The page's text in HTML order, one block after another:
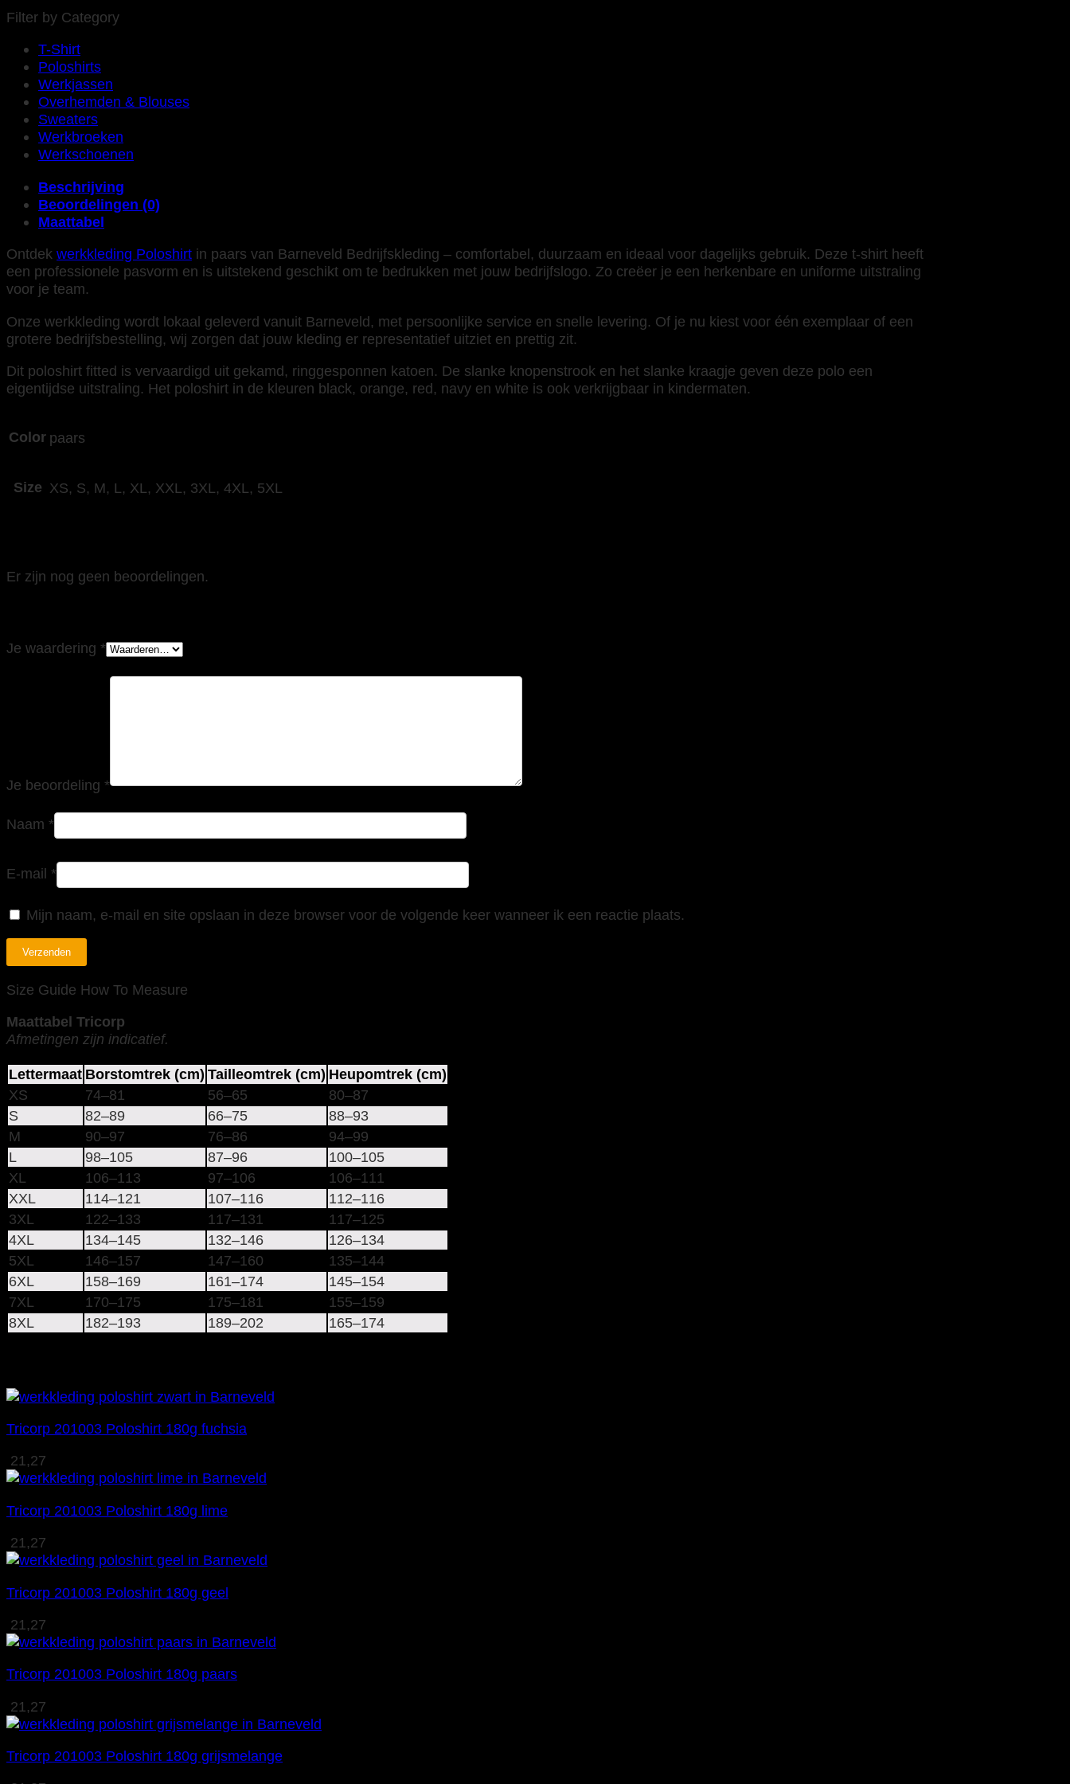
Filter by Category
T-Shirt
Poloshirts
Werkjassen
Overhemden & Blouses
Sweaters
Werkbroeken
Werkschoenen
Beschrijving
Beoordelingen (0)
Maattabel
Ontdek werkkleding Poloshirt in paars van Barneveld Bedrijfskleding – comfortabel, duurzaam en ideaal voor dagelijks gebruik. Deze t-shirt heeft
een professionele pasvorm en is uitstekend geschikt om te bedrukken met jouw bedrijfslogo. Zo creëer je een herkenbare en uniforme uitstraling
voor je team.
Onze werkkleding wordt lokaal geleverd vanuit Barneveld, met persoonlijke service en snelle levering. Of je nu kiest voor één exemplaar of een
grotere bedrijfsbestelling, wij zorgen dat jouw kleding er representatief uitziet en prettig zit.
Dit poloshirt fitted is vervaardigd uit gekamd, ringgesponnen katoen. De slanke knopenstrook en het slanke kraagje geven deze polo een
eigentijdse uitstraling. Het poloshirt in de kleuren black, orange, red, navy en white is ook verkrijgbaar in kindermaten.
Color paars
Size XS, S, M, L, XL, XXL, 3XL, 4XL, 5XL
Er zijn nog geen beoordelingen.
Je waardering *
Je beoordeling *
Naam *
E-mail *
Mijn naam, e-mail en site opslaan in deze browser voor de volgende keer wanneer ik een reactie plaats.
Size Guide How To Measure
Maattabel Tricorp
Afmetingen zijn indicatief.
Lettermaat Borstomtrek (cm) Tailleomtrek (cm) Heupomtrek (cm)
XS
74–81 56–65
80–87
S
82–89 66–75
88–93
M
90–97 76–86
94–99
L
98–105 87–96
100–105
XL
106–113 97–106
106–111
XXL
114–121 107–116
112–116
3XL
122–133 117–131
117–125
4XL
134–145 132–146
126–134
5XL
146–157 147–160
135–144
6XL
158–169 161–174
145–154
7XL
170–175 175–181
155–159
8XL
182–193 189–202 165–174
Tricorp 201003 Poloshirt 180g fuchsia
21,27
Tricorp 201003 Poloshirt 180g lime
21,27
Tricorp 201003 Poloshirt 180g geel
21,27
Tricorp 201003 Poloshirt 180g paars
21,27
Tricorp 201003 Poloshirt 180g grijsmelange